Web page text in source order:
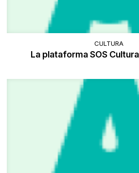
CULTURA
La plataforma SOS